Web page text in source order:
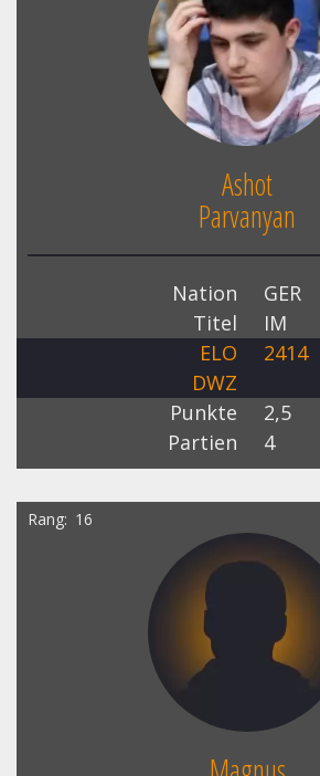
Ashot
Parvanyan
Nation
GER
Titel
IM
ELO
2414
DWZ
Punkte
2,5
Partien
4
Rang 16